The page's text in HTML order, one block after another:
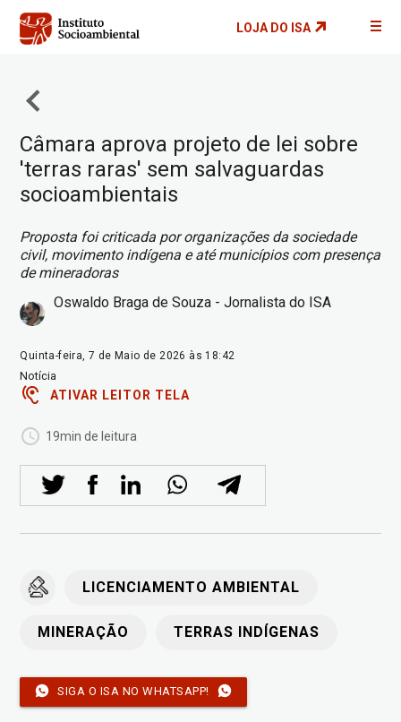
Pular
para
principal
LOJA DO ISA
Câmara aprova projeto de lei sobre
'terras raras' sem salvaguardas
socioambientais
Proposta foi criticada por organizações da sociedade
civil, movimento indígena e até municípios com presença
de mineradoras
Oswaldo Braga de Souza - Jornalista do ISA
Quinta-feira, 7 de Maio de 2026 às 18:42
Notícia
ATIVAR LEITOR TELA
19min de leitura
LICENCIAMENTO AMBIENTAL
MINERAÇÃO TERRAS INDÍGENAS
SIGA O ISA NO WHATSAPP!